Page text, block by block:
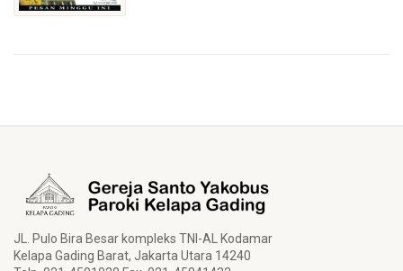
JL. Pulo Bira Besar kompleks TNI-AL Kodamar
Kelapa Gading Barat, Jakarta Utara 14240